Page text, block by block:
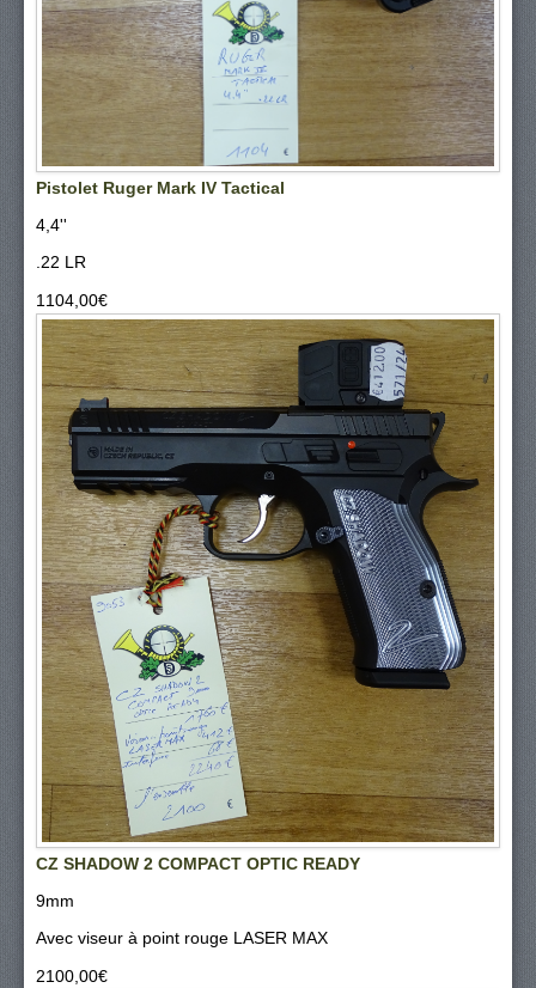
Pistolet Ruger Mark IV Tactical
4,4''
.22 LR
1104,00‎€
CZ SHADOW 2 COMPACT OPTIC READY
9mm
Avec viseur à point rouge LASER MAX
2100,00‎€